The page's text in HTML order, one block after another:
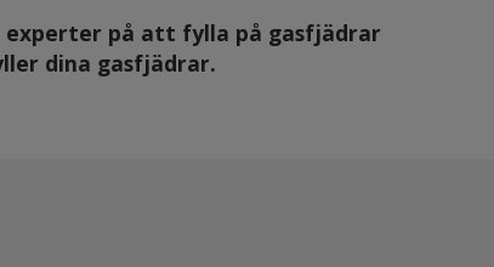
experter på att fylla på gasfjädrar
dina gasfjädrar.